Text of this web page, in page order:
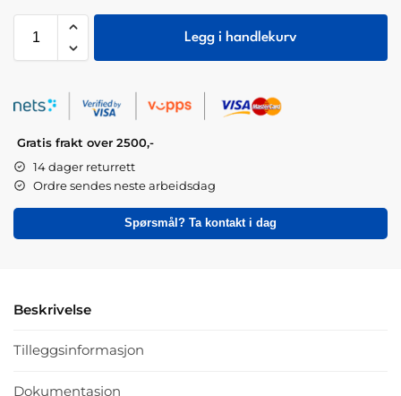
Legg i handlekurv
Gratis frakt over 2500,-
14 dager returrett
Ordre sendes neste arbeidsdag
Spørsmål? Ta kontakt i dag
Beskrivelse
Tilleggsinformasjon
Dokumentasjon